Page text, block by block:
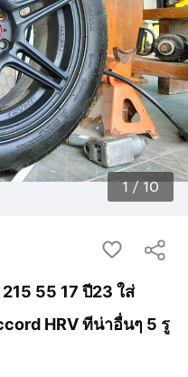
1/10
55 17 ปี23 ใส่
HRV ทีน่าอื่นๆ 5 รู